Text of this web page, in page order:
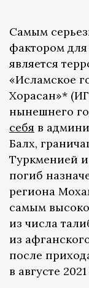
Самым
фактором
является
«Исламское
Хорасан»*
нынешнего
себя в
Балх,
Туркменией
погиб
региона
самым
из числа
из
после
в августе